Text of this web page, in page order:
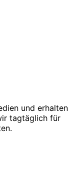
und erhalten
tagtäglich für